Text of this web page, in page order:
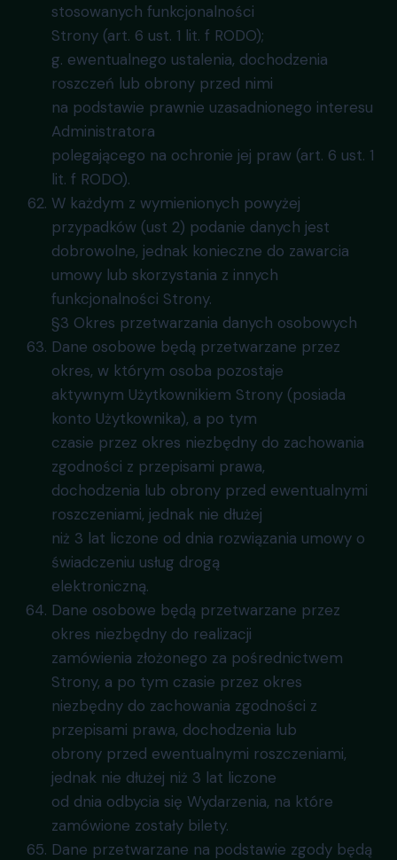
stosowanych funkcjonalności
Strony (art. 6 ust. 1 lit. f RODO);
g. ewentualnego ustalenia, dochodzenia
roszczeń lub obrony przed nimi
na podstawie prawnie uzasadnionego interesu
Administratora
polegającego na ochronie jej praw (art. 6 ust. 1
lit. f RODO).
W każdym z wymienionych powyżej
przypadków (ust 2) podanie danych jest
dobrowolne, jednak konieczne do zawarcia
umowy lub skorzystania z innych
funkcjonalności Strony.
§3 Okres przetwarzania danych osobowych
Dane osobowe będą przetwarzane przez
okres, w którym osoba pozostaje
aktywnym Użytkownikiem Strony (posiada
konto Użytkownika), a po tym
czasie przez okres niezbędny do zachowania
zgodności z przepisami prawa,
dochodzenia lub obrony przed ewentualnymi
roszczeniami, jednak nie dłużej
niż 3 lat liczone od dnia rozwiązania umowy o
świadczeniu usług drogą
elektroniczną.
Dane osobowe będą przetwarzane przez
okres niezbędny do realizacji
zamówienia złożonego za pośrednictwem
Strony, a po tym czasie przez okres
niezbędny do zachowania zgodności z
przepisami prawa, dochodzenia lub
obrony przed ewentualnymi roszczeniami,
jednak nie dłużej niż 3 lat liczone
od dnia odbycia się Wydarzenia, na które
zamówione zostały bilety.
Dane przetwarzane na podstawie zgody będą